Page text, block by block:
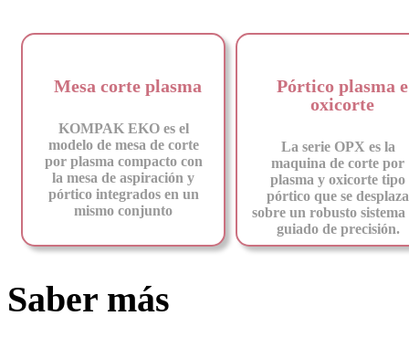
Mesa corte plasma
KOMPAK EKO es el
modelo de mesa de corte
por plasma compacto con
la mesa de aspiración y
pórtico integrados en un
mismo conjunto
Pórtico plasma e
oxicorte
La serie OPX es la
maquina de corte por
plasma y oxicorte tipo
pórtico que se desplaza
sobre un robusto sistema
guiado de precisión.
Saber más